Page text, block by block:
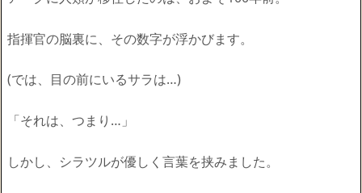
指揮官の脳裏に、その数字が浮かびます。
(では、目の前にいるサラは…)
「それは、つまり…」
しかし、シラツルが優しく言葉を挟みました。